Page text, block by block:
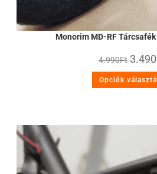
Monorim MD-RF
4.990Ft 3.490
Opciók